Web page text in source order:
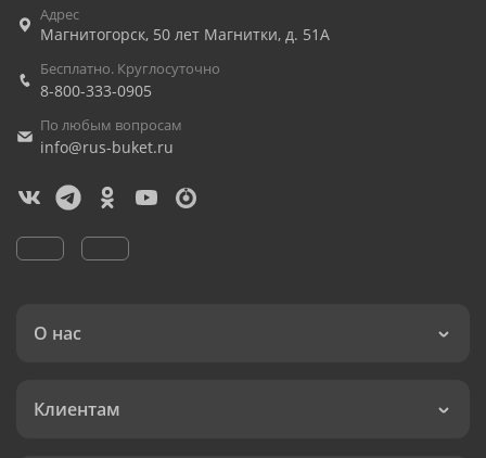
Адрес
Магнитогорск, 50 лет Магнитки, д. 51А
Бесплатно. Круглосуточно
8-800-333-0905
По любым вопросам
info@rus-buket.ru
О нас
Клиентам